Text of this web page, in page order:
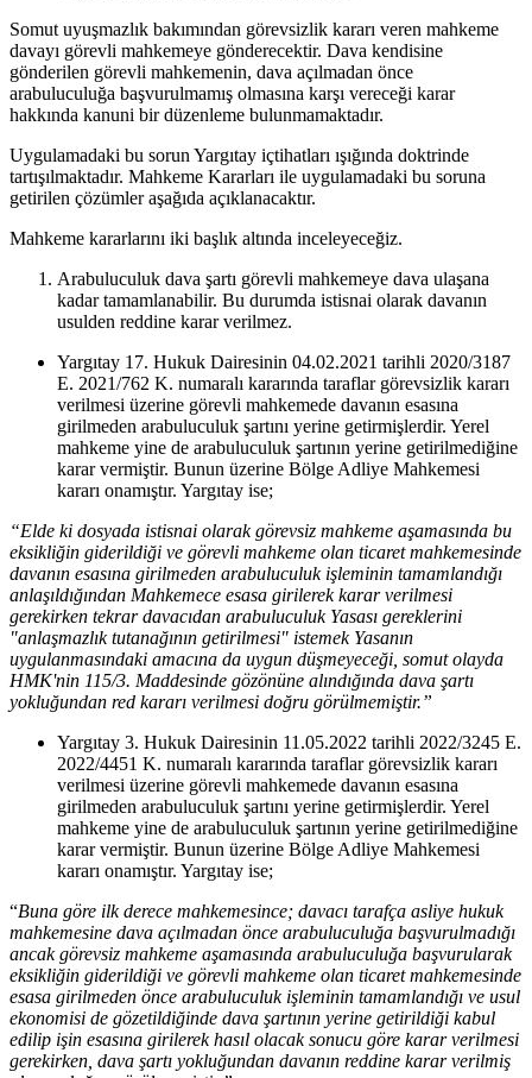
Somut uyuşmazlık bakımından görevsizlik kararı veren mahkeme
davayı görevli mahkemeye gönderecektir. Dava kendisine
gönderilen görevli mahkemenin, dava açılmadan önce
arabuluculuğa başvurulmamış olmasına karşı vereceği karar
hakkında kanuni bir düzenleme bulunmamaktadır.
Uygulamadaki bu sorun Yargıtay içtihatları ışığında doktrinde
tartışılmaktadır. Mahkeme Kararları ile uygulamadaki bu soruna
getirilen çözümler aşağıda açıklanacaktır.
Mahkeme kararlarını iki başlık altında inceleyeceğiz.
Arabuluculuk dava şartı görevli mahkemeye dava ulaşana
kadar tamamlanabilir. Bu durumda istisnai olarak davanın
usulden reddine karar verilmez.
Yargıtay 17. Hukuk Dairesinin 04.02.2021 tarihli 2020/3187
E. 2021/762 K. numaralı kararında taraflar görevsizlik kararı
verilmesi üzerine görevli mahkemede davanın esasına
girilmeden arabuluculuk şartını yerine getirmişlerdir. Yerel
mahkeme yine de arabuluculuk şartının yerine getirilmediğine
karar vermiştir. Bunun üzerine Bölge Adliye Mahkemesi
kararı onamıştır. Yargıtay ise;
“Elde ki dosyada istisnai olarak görevsiz mahkeme aşamasında bu
eksikliğin giderildiği ve görevli mahkeme olan ticaret mahkemesinde
davanın esasına girilmeden arabuluculuk işleminin tamamlandığı
anlaşıldığından Mahkemece esasa girilerek karar verilmesi
gerekirken tekrar davacıdan arabuluculuk Yasası gereklerini
"anlaşmazlık tutanağının getirilmesi" istemek Yasanın
uygulanmasındaki amacına da uygun düşmeyeceği, somut olayda
HMK'nin 115/3. Maddesinde gözönüne alındığında dava şartı
yokluğundan red kararı verilmesi doğru görülmemiştir.”
Yargıtay 3. Hukuk Dairesinin 11.05.2022 tarihli 2022/3245 E.
2022/4451 K. numaralı kararında taraflar görevsizlik kararı
verilmesi üzerine görevli mahkemede davanın esasına
girilmeden arabuluculuk şartını yerine getirmişlerdir. Yerel
mahkeme yine de arabuluculuk şartının yerine getirilmediğine
karar vermiştir. Bunun üzerine Bölge Adliye Mahkemesi
kararı onamıştır. Yargıtay ise;
“Buna göre ilk derece mahkemesince; davacı tarafça asliye hukuk
mahkemesine dava açılmadan önce arabuluculuğa başvurulmadığı
ancak görevsiz mahkeme aşamasında arabuluculuğa başvurularak
eksikliğin giderildiği ve görevli mahkeme olan ticaret mahkemesinde
esasa girilmeden önce arabuluculuk işleminin tamamlandığı ve usul
ekonomisi de gözetildiğinde dava şartının yerine getirildiği kabul
edilip işin esasına girilerek hasıl olacak sonucu göre karar verilmesi
gerekirken, dava şartı yokluğundan davanın reddine karar verilmiş